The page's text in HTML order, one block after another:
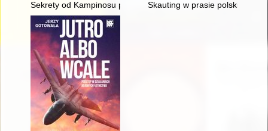
Sekrety od Kampinosu po ZegrzeSkauting w prasie polskiej z lat